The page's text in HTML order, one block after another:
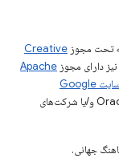
تحت مجوز Creative
دارای مجوز Apache
خطمشی‌های سایت Google
مراجعه کنید. جاوا علامت تجاری ثبت‌شده Oracle و/یا شرکت‌های